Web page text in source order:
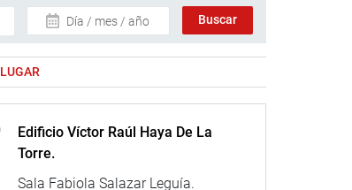
Día / mes / año
LUGAR
Edificio Víctor Raúl Haya De La
Torre.
Sala Fabiola Salazar Leguía.